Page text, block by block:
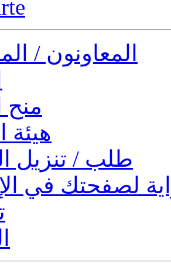
المعاونون /
منح
هيئة
طلب / تنزيل
لصفحتك في